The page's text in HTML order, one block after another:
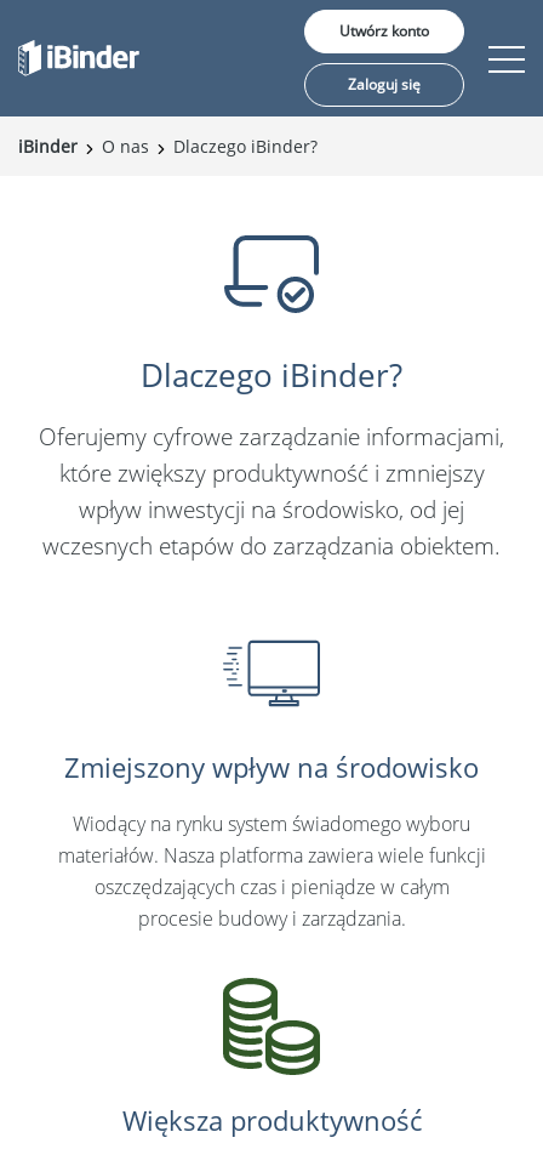
Język:
English
Nederlands
United States
Hiszpański
Suomi
Utwórz konto
Zaloguj się
iBinder O nas Dlaczego iBinder?
Dlaczego iBinder?
Oferujemy cyfrowe zarządzanie informacjami,
które zwiększy produktywność i zmniejszy
wpływ inwestycji na środowisko, od jej
wczesnych etapów do zarządzania obiektem.
Zmiejszony wpływ na środowisko
Wiodący na rynku system świadomego wyboru
materiałów. Nasza platforma zawiera wiele funkcji
oszczędzających czas i pieniądze w całym
procesie budowy i zarządzania.
Większa produktywność